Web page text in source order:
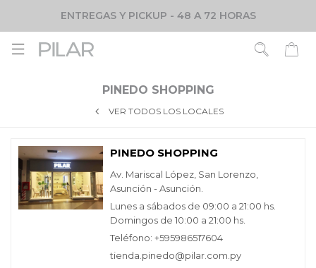
ENTREGAS Y PICKUP - 48 A 72 HORAS

PINEDO SHOPPING
VER TODOS LOS LOCALES
PINEDO SHOPPING
Av. Mariscal López, San Lorenzo,
Asunción - Asunción.
Lunes a sábados de 09:00 a 21:00 hs.
Domingos de 10:00 a 21:00 hs.
Teléfono: +595986517604
tienda.pinedo@pilar.com.py